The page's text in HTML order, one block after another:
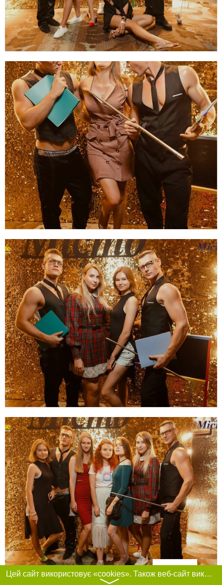
Фільтри
Цей сайт використовує «cookies». Також веб-сайт використовує інтернет-сервіс для збору технічних даних стосовно відвідувачів з метою отримання маркетингової та статистичної інформації. Умови обробки даних відвідувачів сайту див.
〉